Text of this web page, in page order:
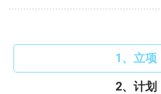
1、立项
2、计划